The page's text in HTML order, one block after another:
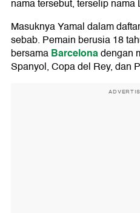
nama tersebut, terselip nama
Masuknya Yamal dalam
sebab. Pemain berusia 18
bersamaBarcelonadengan
Spanyol, Copa del Rey, dan